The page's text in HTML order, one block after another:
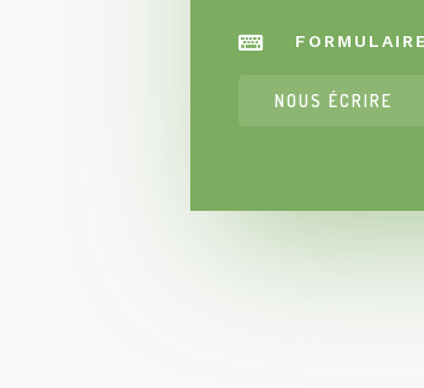

NOUS ÉCRIRE